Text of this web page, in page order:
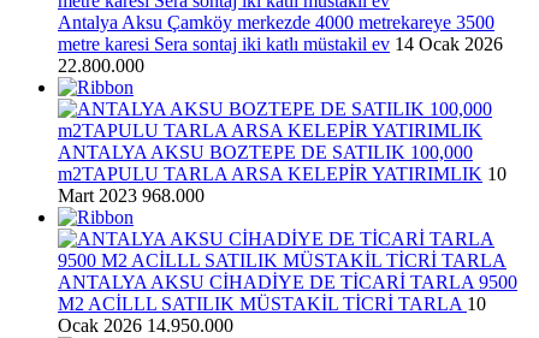
Antalya Aksu Çamköy merkezde 4000 metrekareye 3500
metre karesi Sera sontaj iki katlı müstakil ev 14 Ocak 2026
22.800.000
ANTALYA AKSU BOZTEPE DE SATILIK 100,000
m2TAPULU TARLA ARSA KELEPİR YATIRIMLIK 10
Mart 2023 968.000
ANTALYA AKSU CİHADİYE DE TİCARİ TARLA 9500
M2 ACİLLL SATILIK MÜSTAKİL TİCRİ TARLA 10
Ocak 2026 14.950.000